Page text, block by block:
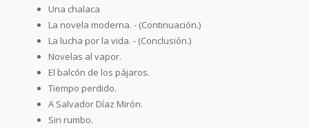
Una chalaca
La novela moderna. - (Continuación.)
La lucha por la vida. - (Conclusión.)
Novelas al vapor.
El balcón de los pájaros.
Tiempo perdido.
A Salvador Díaz Mirón.
Sin rumbo.